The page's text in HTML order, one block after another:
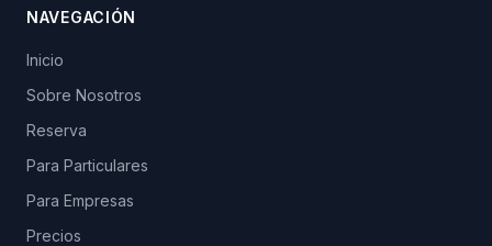
NAVEGACIÓN
Inicio
Sobre Nosotros
Reserva
Para Particulares
Para Empresas
Precios